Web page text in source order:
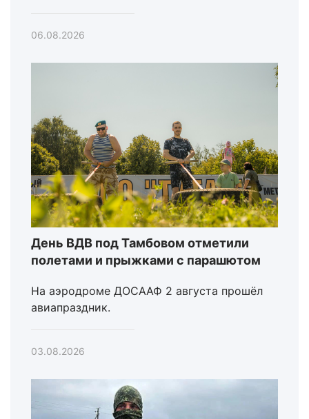
06.08.2026
День ВДВ под Тамбовом отметили
полетами и прыжками с парашютом
На аэродроме ДОСААФ 2 августа прошёл
авиапраздник.
03.08.2026